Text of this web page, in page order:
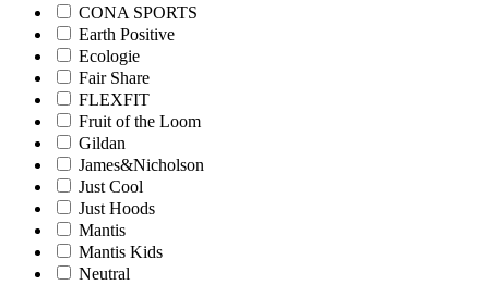
CONA SPORTS
Earth Positive
Ecologie
Fair Share
FLEXFIT
Fruit of the Loom
Gildan
James&Nicholson
Just Cool
Just Hoods
Mantis
Mantis Kids
Neutral